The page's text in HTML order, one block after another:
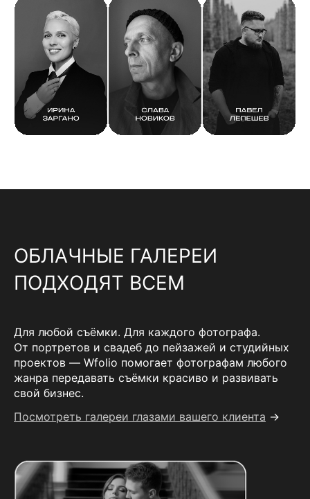
ОБЛАЧНЫЕ ГАЛЕРЕИ
ПОДХОДЯТ ВСЕМ
Для любой съёмки. Для каждого фотографа.
От портретов и свадеб до пейзажей и студийных
проектов — Wfolio помогает фотографам любого
жанра передавать съёмки красиво и развивать
свой бизнес.
Посмотреть галереи глазами вашего клиента →